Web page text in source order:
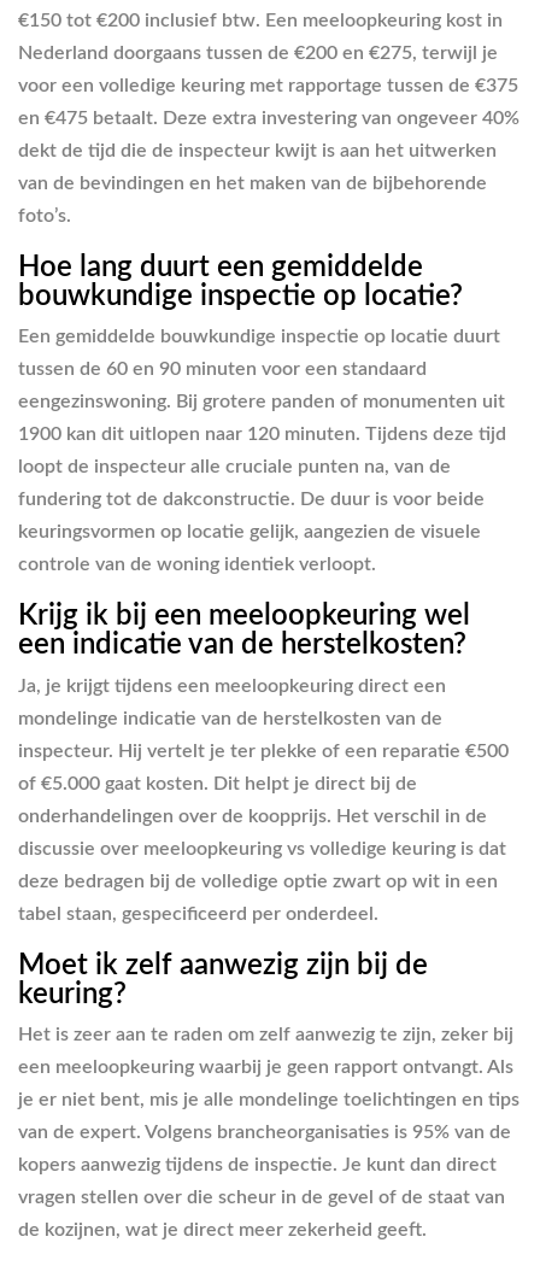
€150 tot €200 inclusief btw. Een meeloopkeuring kost in
Nederland doorgaans tussen de €200 en €275, terwijl je
voor een volledige keuring met rapportage tussen de €375
en €475 betaalt. Deze extra investering van ongeveer 40%
dekt de tijd die de inspecteur kwijt is aan het uitwerken
van de bevindingen en het maken van de bijbehorende
foto’s.
Hoe lang duurt een gemiddelde
bouwkundige inspectie op locatie?
Een gemiddelde bouwkundige inspectie op locatie duurt
tussen de 60 en 90 minuten voor een standaard
eengezinswoning. Bij grotere panden of monumenten uit
1900 kan dit uitlopen naar 120 minuten. Tijdens deze tijd
loopt de inspecteur alle cruciale punten na, van de
fundering tot de dakconstructie. De duur is voor beide
keuringsvormen op locatie gelijk, aangezien de visuele
controle van de woning identiek verloopt.
Krijg ik bij een meeloopkeuring wel
een indicatie van de herstelkosten?
Ja, je krijgt tijdens een meeloopkeuring direct een
mondelinge indicatie van de herstelkosten van de
inspecteur. Hij vertelt je ter plekke of een reparatie €500
of €5.000 gaat kosten. Dit helpt je direct bij de
onderhandelingen over de koopprijs. Het verschil in de
discussie over meeloopkeuring vs volledige keuring is dat
deze bedragen bij de volledige optie zwart op wit in een
tabel staan, gespecificeerd per onderdeel.
Moet ik zelf aanwezig zijn bij de
keuring?
Het is zeer aan te raden om zelf aanwezig te zijn, zeker bij
een meeloopkeuring waarbij je geen rapport ontvangt. Als
je er niet bent, mis je alle mondelinge toelichtingen en tips
van de expert. Volgens brancheorganisaties is 95% van de
kopers aanwezig tijdens de inspectie. Je kunt dan direct
vragen stellen over die scheur in de gevel of de staat van
de kozijnen, wat je direct meer zekerheid geeft.